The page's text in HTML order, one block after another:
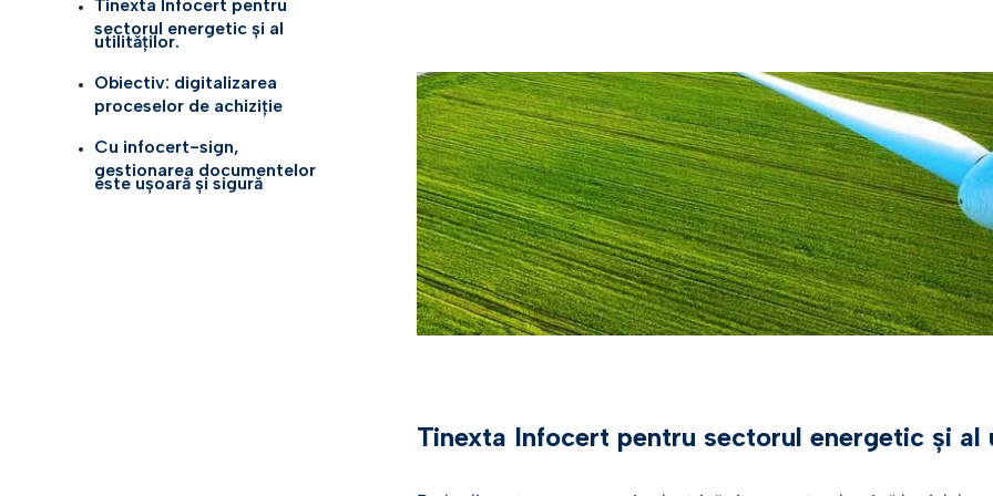
Platforma eID Gateway |
Infocert.digital
Soluții KYC
LEI – Instrucțiuni și
ale băncilor intermediare
LEI – Terms of use
eSeal pentru EPREL
Smart CDA: soluția pentru întâlniri corporative
sigure și inteligente
Asigurare
Finanțe și Bănci
Soluții de încredere digitală pentru
logistică
Vezi toate industriile
Tinexta Infocert pentru
sectorul energetic și al
utilităților.
Obiectiv: digitalizarea
proceselor de achiziție
Cu infocert-sign,
gestionarea documentelor
este ușoară și sigură
Tinexta Infocert pentru sectorul energetic și